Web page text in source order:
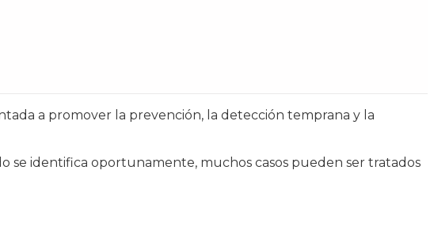
a promover la prevención, la detección temprana y la
se identifica oportunamente, muchos casos pueden ser tratados